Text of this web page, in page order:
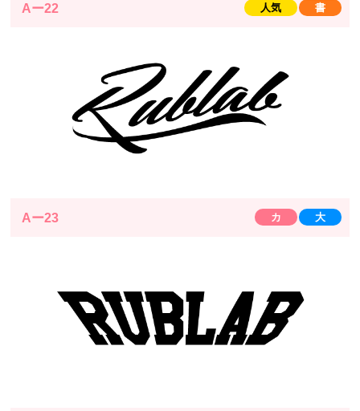
Aー22 人気 書
Aー23 カ 大